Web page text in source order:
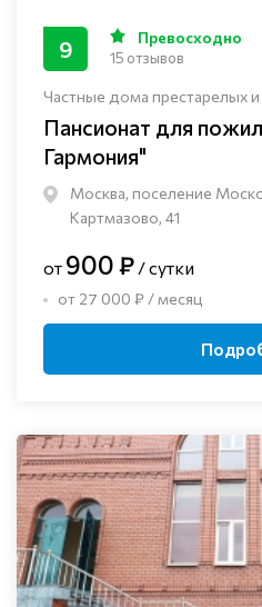
Частные дома престарелых
Пансионат для
Гармония"
Москва, поселение
Картмазово, 41
9 Превосходно
15 отзывов
от 900 ₽ / сутки
от 27 000 ₽ / месяц